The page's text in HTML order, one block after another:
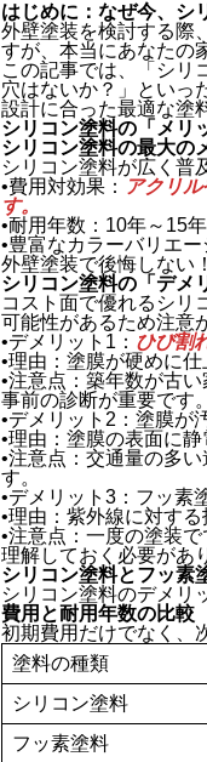
はじめに：なぜ今、シ
外壁塗装を検討する際
すが、本当にあなたの
この記事では、「シリ
穴はないか？」といっ
設計に合った最適な塗
シリコン塗料の「メリ
シリコン塗料の最大の
シリコン塗料が広く普
•費用対効果：
アクリ
す。
•耐用年数：10年～15
•豊富なカラーバリエ
外壁塗装で後悔しない
シリコン塗料の「デメ
コスト面で優れるシリ
可能性があるため注意
•デメリット1： ひび割
•理由：塗膜が硬めに
•注意点：築年数が古
事前の診断が重要です。
•デメリット2：塗膜が
•理由：塗膜の表面に
•注意点：交通量の多
す。
•デメリット3：フッ素
•理由：紫外線に対す
•注意点：一度の塗装
理解しておく必要があ
シリコン塗料とフッ素
シリコン塗料のデメリ
費用と耐用年数の比較
初期費用だけでなく、
塗料の種類
シリコン塗料
フッ素塗料